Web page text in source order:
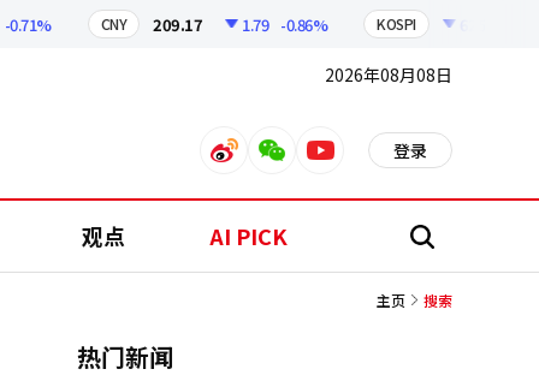
CNY 209.17 1.79 -0.86% KOSPI 6258.57
2026年08月08日
weiboweixinyoutube 登录
观点 AI PICK 搜
主页 搜索
热门新闻